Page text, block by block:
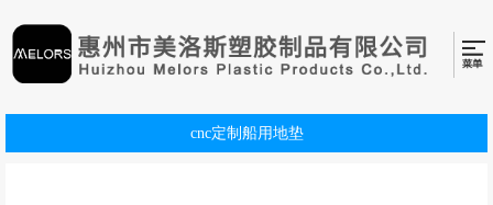
cnc定制船用地垫